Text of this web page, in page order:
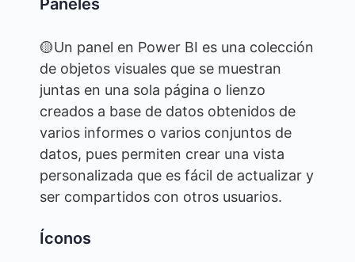
Paneles
🟡Un panel en Power BI es una colección
de objetos visuales que se muestran
juntas en una sola página o lienzo
creados a base de datos obtenidos de
varios informes o varios conjuntos de
datos, pues permiten crear una vista
personalizada que es fácil de actualizar y
ser compartidos con otros usuarios.
Íconos